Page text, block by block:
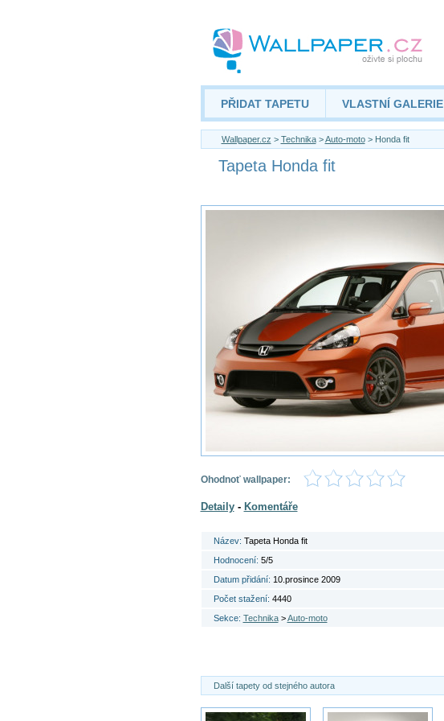
PŘIDAT TAPETU VLASTNÍ GALERIE
Wallpaper.cz > Technika>Auto-moto> Honda fit
Tapeta Honda fit
Ohodnoť wallpaper:
Detaily- Komentáře
Název: Tapeta Honda fit
Hodnocení: 5/5
Datum přidání: 10.prosince 2009
Počet stažení: 4440
Sekce: Technika>Auto-moto
Další tapety od stejného autora